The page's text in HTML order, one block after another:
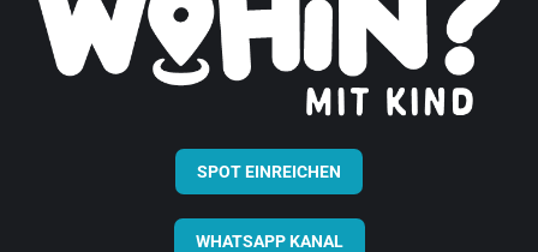
SPOT EINREICHEN
WHATSAPP KANAL